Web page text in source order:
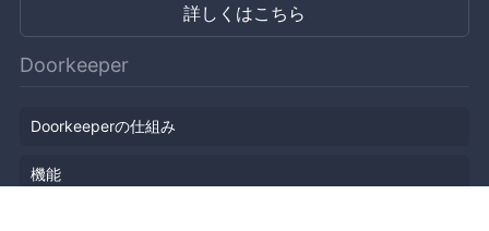
詳しくはこちら
Doorkeeper
Doorkeeperの仕組み
機能